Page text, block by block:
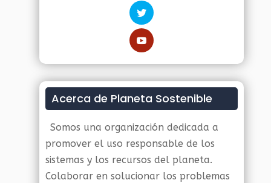
Acerca de Planeta Sostenible
Somos una organización dedicada a
promover el uso responsable de los
sistemas y los recursos del planeta.
Colaborar en solucionar los problemas